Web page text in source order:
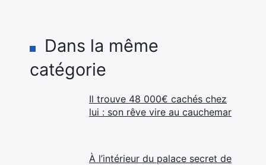
Dans la même
catégorie
Il trouve 48 000€ cachés chez
lui : son rêve vire au cauchemar
À l’intérieur du palace secret de